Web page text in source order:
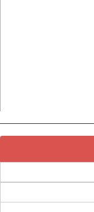
MASZYNY
NARZĘDZIA
OBRÓBKA
DREWNA